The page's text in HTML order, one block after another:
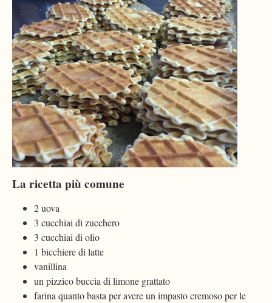
La ricetta più comune
2 uova
3 cucchiai di zucchero
3 cucchiai di olio
1 bicchiere di latte
vanillina
un pizzico buccia di limone grattato
farina quanto basta per avere un impasto cremoso per le